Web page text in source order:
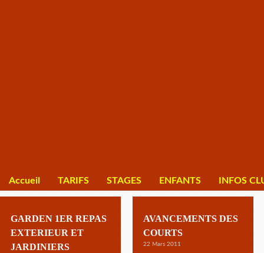
Accueil TARIFS STAGES ENFANTS INFOS
GARDEN 1ER REPAS
EXTERIEUR ET
JARDINIERS
AVANCEMENTS DES
COURTS
22 Mars 2011